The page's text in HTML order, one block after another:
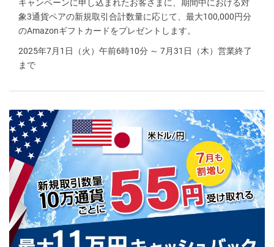
キャンペーンに申し込まれたお客さまに、期間中における対
象3通貨ペアの新規取引合計数量に応じて、最大100,000円分
のAmazonギフトカードをプレゼントします。
2025年7月1日（火）午前6時10分 ～ 7月31日（木）営業終了
まで